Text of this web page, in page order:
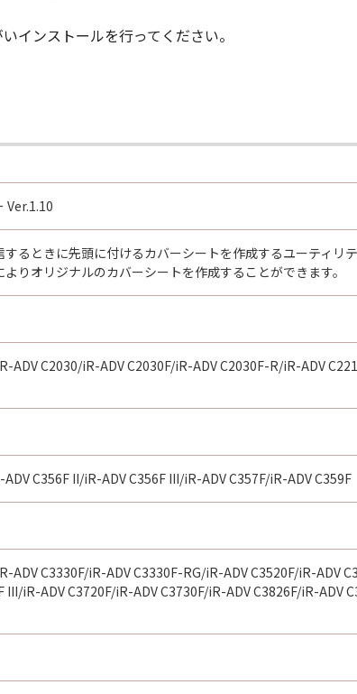
ボタンをクリックした時点、または「本ソフトウェ
場合、本契約書は直ちに終了します。
場合、速やかに、「本ソフトウェア」およびその
また団体を意味します。もしお客様が米国政府エン
item," as that term is defined at 48 C.F.R.
computer software documentation," as such
48 C.F.R. 227.7202-1 through 227.7202-4 (June
those rights set forth herein. The manufacturer is
契約書中で定義される「本ソフトウェア」を意味し
により無効であると決定された場合でも、その他の
インストールを行ってください。
Ver.1.10
るときに先頭に付けるカバーシートを作成するユーティリテ
りオリジナルのカバーシートを作成することができます。
ADV C2030/iR-ADV C2030F/iR-ADV C2030F-R/iR-ADV
C356F II/iR-ADV C356F III/iR-ADV C357F/iR-ADV C359F
ADV C3330F/iR-ADV C3330F-RG/iR-ADV C3520F/iR-ADV
III/iR-ADV C3720F/iR-ADV C3730F/iR-ADV C3826F/iR-ADV